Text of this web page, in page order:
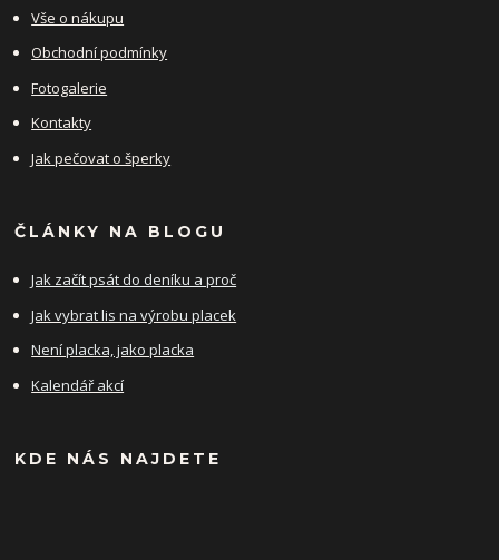
Vše o nákupu
Obchodní podmínky
Fotogalerie
Kontakty
Jak pečovat o šperky
ČLÁNKY NA BLOGU
Jak začít psát do deníku a proč
Jak vybrat lis na výrobu placek
Není placka, jako placka
Kalendář akcí
KDE NÁS NAJDETE